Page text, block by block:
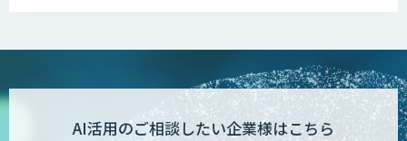
AI活用のご相談したい企業様はこちら